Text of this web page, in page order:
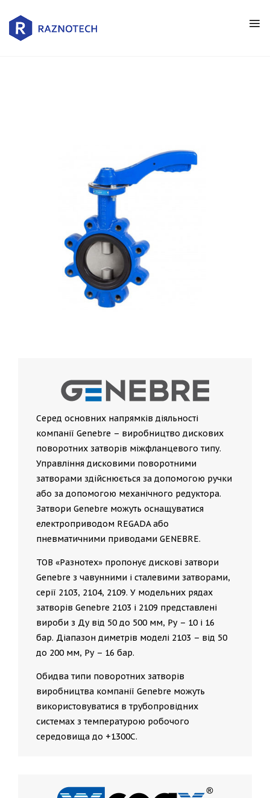
Серед основних напрямків діяльності
компанії Genebre – виробництво дискових
поворотних затворів міжфланцевого типу.
Управління дисковими поворотними
затворами здійснюється за допомогою ручки
або за допомогою механічного редуктора.
Затвори Genebre можуть оснащуватися
електроприводом REGADA або
пневматичними приводами GENEBRE.
ТОВ «Разнотех» пропонує дискові затвори
Genebre з чавунними і сталевими затворами,
серії 2103, 2104, 2109. У модельних рядах
затворів Genebre 2103 і 2109 представлені
вироби з Ду від 50 до 500 мм, Ру – 10 і 16
бар. Діапазон диметрів моделі 2103 – від 50
до 200 мм, Ру – 16 бар.
Обидва типи поворотних затворів
виробництва компанії Genebre можуть
використовуватися в трубопровідних
системах з температурою робочого
середовища до +1300С.